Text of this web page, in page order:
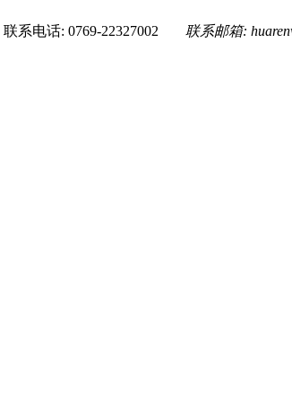
联系电话: 0769-22327002 联系邮箱: